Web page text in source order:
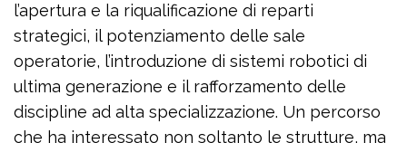
l’apertura e la riqualificazione di reparti
strategici, il potenziamento delle sale
operatorie, l’introduzione di sistemi robotici di
ultima generazione e il rafforzamento delle
discipline ad alta specializzazione. Un percorso
che ha interessato non soltanto le strutture, ma